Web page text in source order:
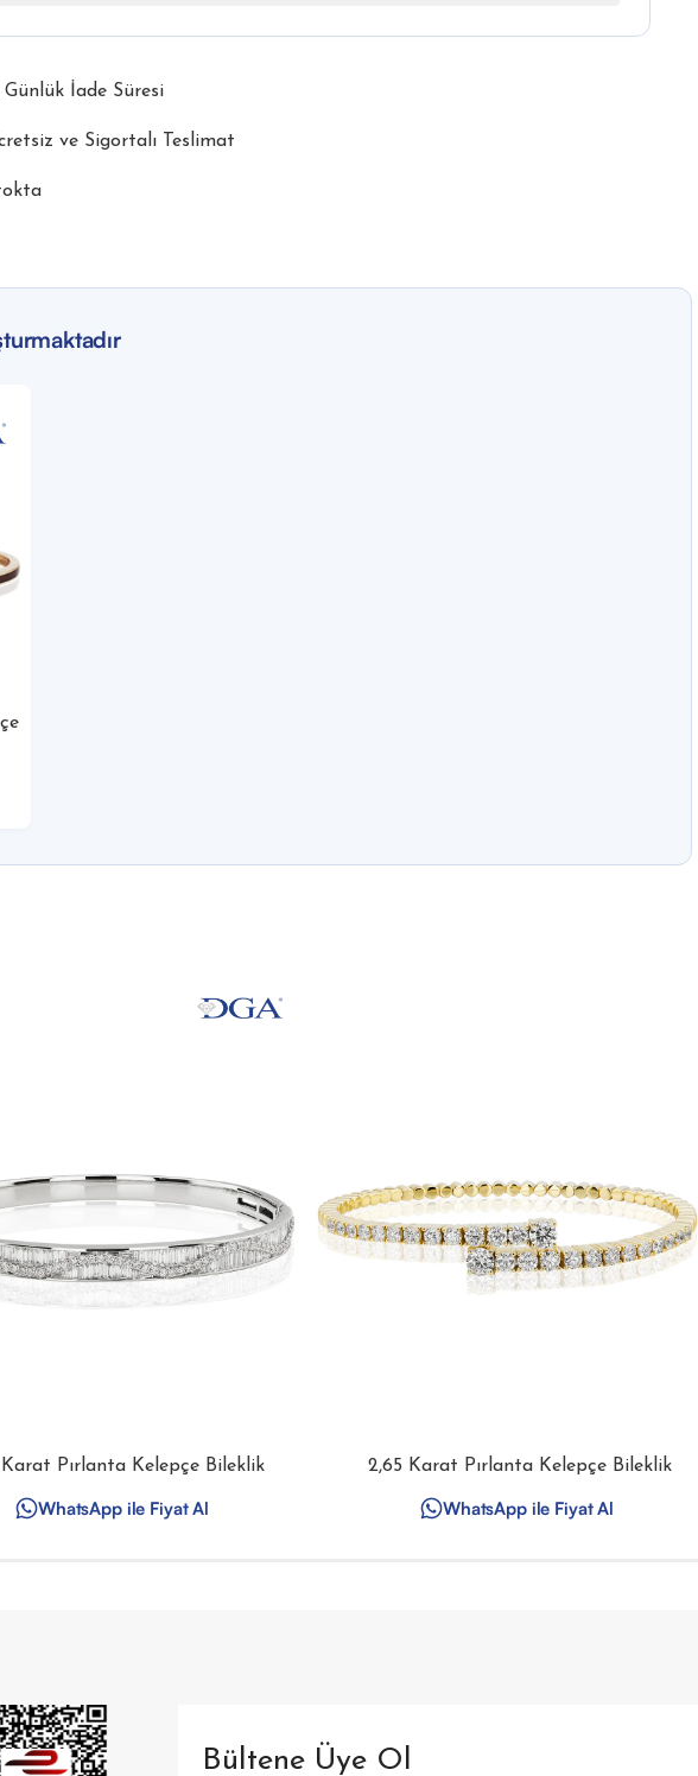
Günlük İade Süresi
ve Sigortalı Teslimat
Karat Pırlanta Kelepçe Bileklik
WhatsApp ile Fiyat Al
2,65 Karat Pırlanta Kelepçe Bileklik
WhatsApp ile Fiyat Al
Bültene Üye Ol